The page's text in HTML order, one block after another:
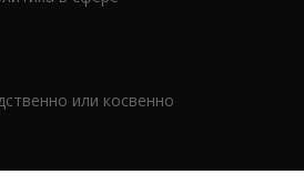
или косвенно